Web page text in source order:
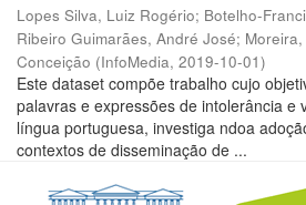
Lopes Silva, Luiz Rogério; Botelho-
Ribeiro Guimarães, André José;
Conceição (InfoMedia, 2019-10-01)
Este dataset compõe trabalho cujo
palavras e expressões de intolerância e
língua portuguesa, investiga ndoa
contextos de disseminação de ...